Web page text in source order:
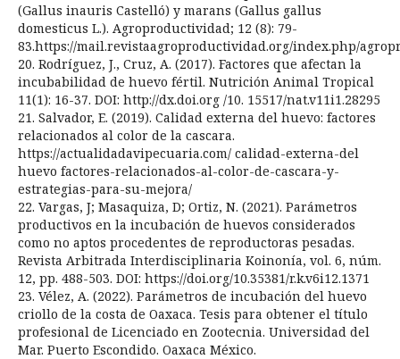
(Gallus inauris Castelló) y marans (Gallus gallus
domesticus L.). Agroproductividad; 12 (8): 79-
83.https://mail.revistaagroproductividad.org/index.php/
20. Rodríguez, J., Cruz, A. (2017). Factores que afectan la
incubabilidad de huevo fértil. Nutrición Animal Tropical
11(1): 16-37. DOI: http://dx.doi.org /10. 15517/nat.v11i1.28295
21. Salvador, E. (2019). Calidad externa del huevo: factores
relacionados al color de la cascara.
https://actualidadavipecuaria.com/ calidad-externa-del
huevo factores-relacionados-al-color-de-cascara-y-
estrategias-para-su-mejora/
22. Vargas, J; Masaquiza, D; Ortiz, N. (2021). Parámetros
productivos en la incubación de huevos considerados
como no aptos procedentes de reproductoras pesadas.
Revista Arbitrada Interdisciplinaria Koinonía, vol. 6, núm.
12, pp. 488-503. DOI: https://doi.org/10.35381/r.k.v6i12.1371
23. Vélez, A. (2022). Parámetros de incubación del huevo
criollo de la costa de Oaxaca. Tesis para obtener el título
profesional de Licenciado en Zootecnia. Universidad del
Mar. Puerto Escondido. Oaxaca México.